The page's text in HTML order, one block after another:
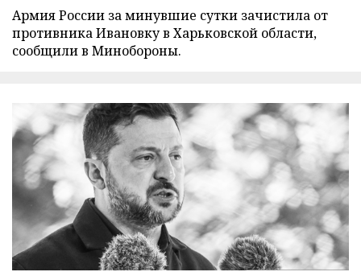
Армия России за минувшие сутки зачистила от
противника Ивановку в Харьковской области,
сообщили в Минобороны.